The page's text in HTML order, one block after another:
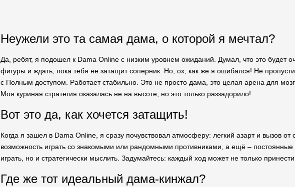
Неужели это та самая дама, о которой я мечтал?
Да, ребят, я подошел к Dama Online с низким уровнем ожиданий. Думал, что это будет
фигуры и ждать, пока тебя не затащит соперник. Но, ох, как же я ошибался! Не
с Полным доступом. Работает стабильно. Это не просто дама, это целая арена для
Моя куриная стратегия оказалась не на высоте, но это только раззадорило!
Вот это да, как хочется затащить!
Когда я зашел в Dama Online, я сразу почувствовал атмосферу: легкий азарт и вызов
возможность играть со знакомыми или рандомными противниками, а ещё –
играть, но и стратегически мыслить. Задумайтесь: каждый ход может не только
Где же тот идеальный дама-кинжал?